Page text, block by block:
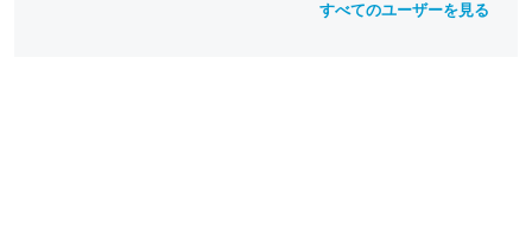
すべてのユーザーを見る